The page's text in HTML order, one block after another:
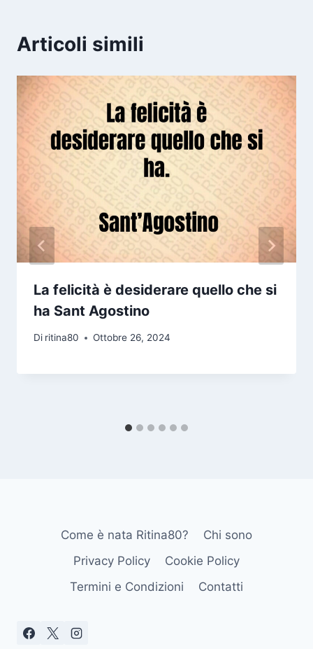
Articoli simili
La felicità è desiderare quello che si
ha Sant Agostino
Di ritina80 Ottobre 26, 2024
Come è nata Ritina80?
Chi sono
Privacy Policy
Cookie Policy
Termini e Condizioni
Contatti